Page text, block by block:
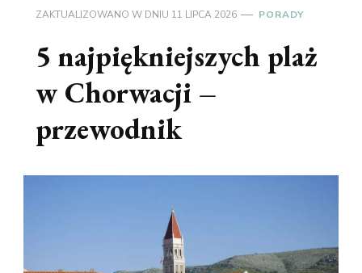
ZAKTUALIZOWANO W DNIU 11 LIPCA 2026 PORADY
5 najpiękniejszych plaż
w Chorwacji –
przewodnik